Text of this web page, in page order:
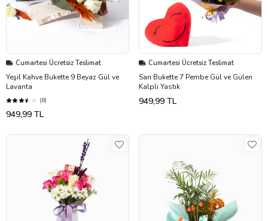
Cumartesi Ücretsiz Teslimat
Yeşil Kahve Bukette 9 Beyaz Gül ve
Lavanta
(8)
949,99 TL
Cumartesi Ücretsiz Teslimat
Sarı Bukette 7 Pembe Gül ve Gülen
Kalpli Yastık
949,99 TL